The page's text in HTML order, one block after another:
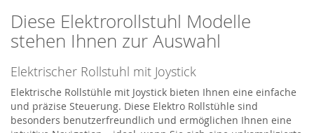
Diese Elektrorollstuhl Modelle
stehen Ihnen zur Auswahl
Elektrischer Rollstuhl mit Joystick
Elektrische Rollstühle mit Joystick bieten Ihnen eine einfache
und präzise Steuerung. Diese Elektro Rollstühle sind
besonders benutzerfreundlich und ermöglichen Ihnen eine